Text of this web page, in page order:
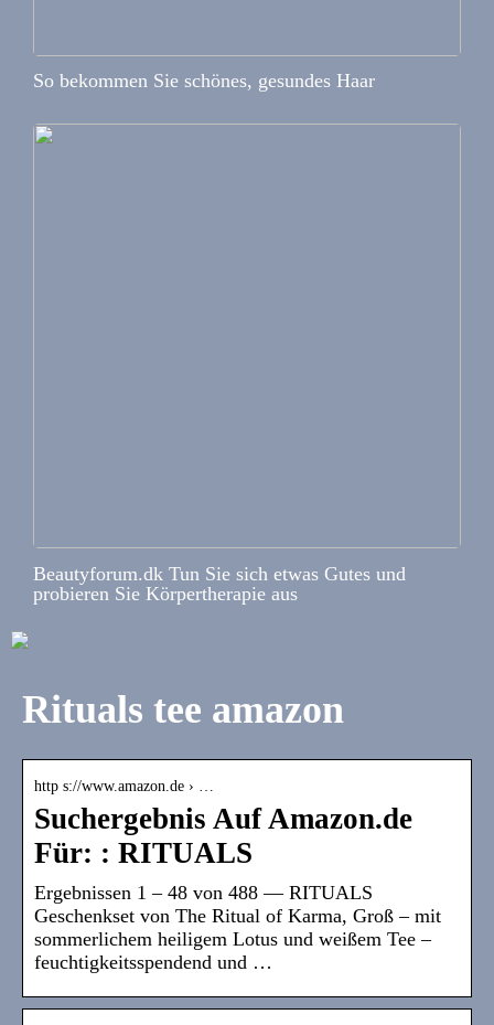
So bekommen Sie schönes, gesundes Haar
Beautyforum.dk Tun Sie sich etwas Gutes und
probieren Sie Körpertherapie aus
Rituals tee amazon
http s://www.amazon.de › …
Suchergebnis Auf Amazon.de
Für: : RITUALS
Ergebnissen 1 – 48 von 488 — RITUALS
Geschenkset von The Ritual of Karma, Groß – mit
sommerlichem heiligem Lotus und weißem Tee –
feuchtigkeitsspendend und …